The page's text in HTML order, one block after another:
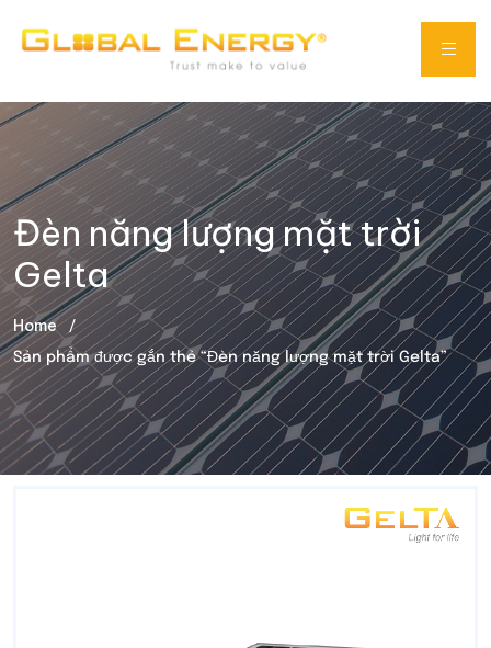
Đèn năng lượng mặt trời
Gelta
Home
Sản phẩm được gắn thẻ “Đèn năng lượng mặt trời Gelta”